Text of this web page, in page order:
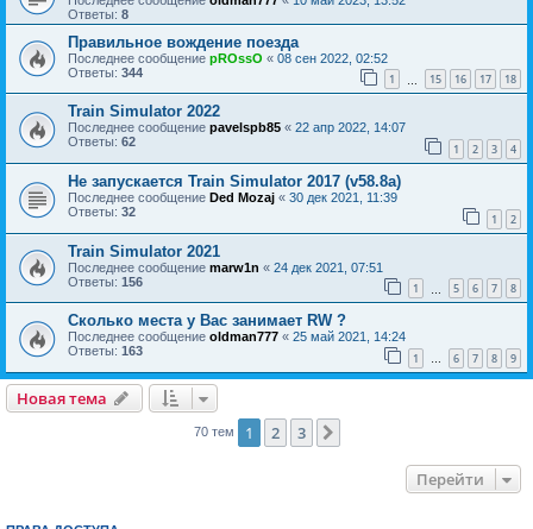
Ответы: 8
Правильное вождение поезда
Последнее сообщение pROssO « 08 сен 2022, 02:52
Ответы: 344 1 15 16 17 18
Train Simulator 2022
Последнее сообщение pavelspb85 « 22 апр 2022, 14:07
Ответы: 62 1 2 3 4
Не запускается Train Simulator 2017 (v58.8a)
Последнее сообщение Ded Mozaj « 30 дек 2021, 11:39
Ответы: 32 1 2
Train Simulator 2021
Последнее сообщение marw1n « 24 дек 2021, 07:51
Ответы: 156 1 5 6 7 8
Сколько места у Вас занимает RW ?
Последнее сообщение oldman777 « 25 май 2021, 14:24
Ответы: 163 1 … 6 7 8 9
Новая тема
70 тем 1 2 3
Перейти